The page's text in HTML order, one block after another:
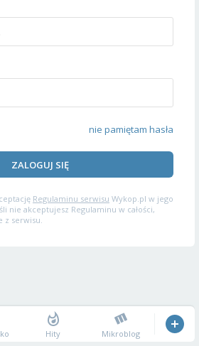
nie pamiętam hasła
ZALOGUJ SIĘ
Regulaminu serwisu Wykop.pl w jego
nie akceptujesz Regulaminu w całości,
z serwisu.
Hity Mikroblog